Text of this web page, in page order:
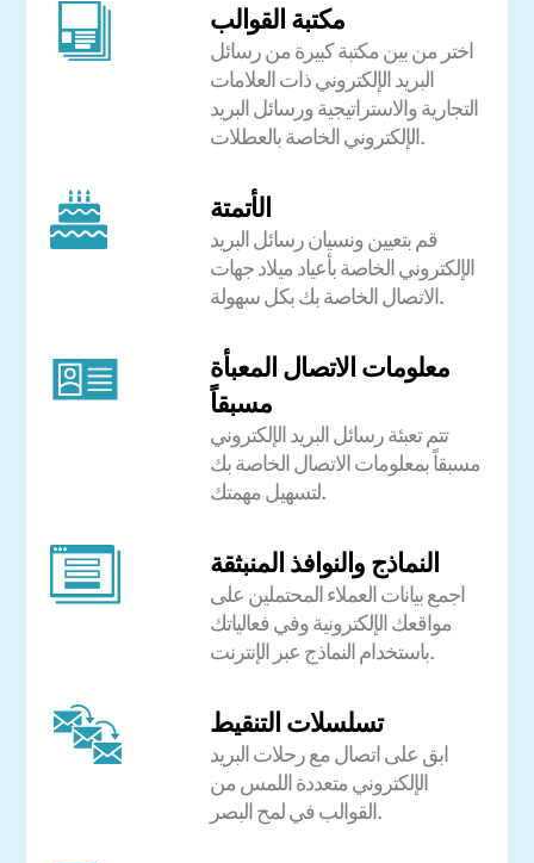
مكتبة القوالب
اختر من بين مكتبة كبيرة من رسائل
البريد الإلكتروني ذات العلامات
التجارية والاستراتيجية ورسائل البريد
الإلكتروني الخاصة بالعطلات.
الأتمتة
قم بتعيين ونسيان رسائل البريد
الإلكتروني الخاصة بأعياد ميلاد جهات
الاتصال الخاصة بك بكل سهولة.
معلومات الاتصال المعبأة
مسبقاً
تتم تعبئة رسائل البريد الإلكتروني
مسبقاً بمعلومات الاتصال الخاصة بك
لتسهيل مهمتك.
النماذج والنوافذ المنبثقة
اجمع بيانات العملاء المحتملين على
مواقعك الإلكترونية وفي فعالياتك
باستخدام النماذج عبر الإنترنت.
تسلسلات التنقيط
ابق على اتصال مع رحلات البريد
الإلكتروني متعددة اللمس من
القوالب في لمح البصر.